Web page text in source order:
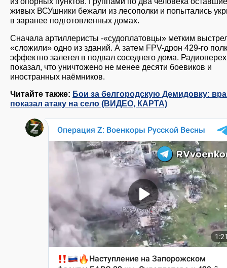
живых ВСУшники бежали из лесополки и попытались
в заранее подготовленных домах.
Сначала артиллеристы -«судоплатовцы» метким
«сложили» одно из зданий. А затем FPV-дрон 429-го
эффектно залетел в подвал соседнего дома.
показал, что уничтожено не менее десяти боевиков и
иностранных наёмников.
Читайте также: Бои за белгородскую Демидовку:
показал атаку на село (ВИДЕО, КАРТА)